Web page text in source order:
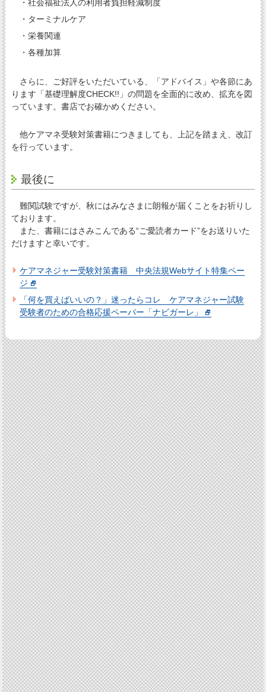
・社会福祉法人の利用者負担軽減制度
・ターミナルケア
・栄養関連
・各種加算
さらに、ご好評をいただいている、「アドバイス」や各節にあ
ります「基礎理解度CHECK!!」の問題を全面的に改め、拡充を図
っています。書店でお確かめください。
他ケアマネ受験対策書籍につきましても、上記を踏まえ、改訂
を行っています。
最後に
難関試験ですが、秋にはみなさまに朗報が届くことをお祈りし
ております。
また、書籍にはさみこんである“ご愛読者カード”をお送りいた
だけますと幸いです。
ケアマネジャー受験対策書籍 中央法規Webサイト特集ペー
ジ
「何を買えばいいの？」迷ったらコレ ケアマネジャー試験
受験者のための合格応援ペーパー「ナビガーレ」